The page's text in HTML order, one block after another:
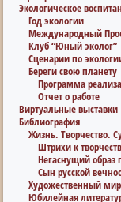
Экологическое
Год экологии
Международный
Клуб “Юный эколог”
Сценарии по
Береги свою планету
Программа
Отчет о работе
Виртуальные выставки
Библиография
Жизнь. Творчество.
Штрихи к
Негаснущий образ
Сын русской
Художественный
Юбилейная